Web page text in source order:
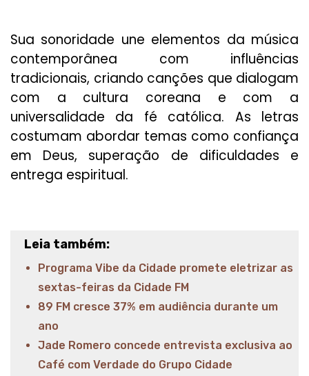
Sua sonoridade une elementos da música
contemporânea com influências
tradicionais, criando canções que dialogam
com a cultura coreana e com a
universalidade da fé católica. As letras
costumam abordar temas como confiança
em Deus, superação de dificuldades e
entrega espiritual.
Leia também:
Programa Vibe da Cidade promete eletrizar as
sextas-feiras da Cidade FM
89 FM cresce 37% em audiência durante um
ano
Jade Romero concede entrevista exclusiva ao
Café com Verdade do Grupo Cidade